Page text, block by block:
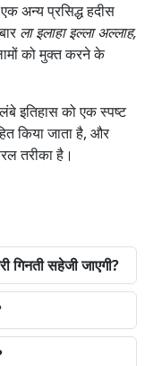
अन्य प्रसिद्ध हदीस
ला इलाहा इल्ला अल्लाह,
को मुक्त करने के
लंबे इतिहास को एक स्पष्ट
किया जाता है, और
तरीका है।
गिनती सहेजी जाएगी?